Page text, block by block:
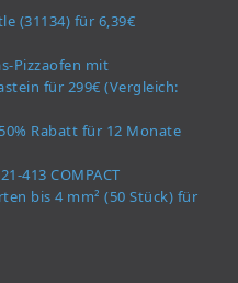
(31134) für 6,39€
Pizzaofen mit
für 299€ (Vergleich:
Rabatt für 12 Monate
413 COMPACT
bis 4 mm² (50 Stück) für